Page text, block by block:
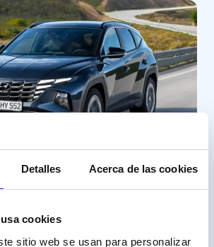
Detalles Acerca de las cookies
cookies
sitio web se usan para personalizar
más equilibrados del